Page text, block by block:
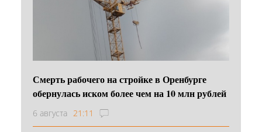
Смерть рабочего на стройке в Оренбурге
обернулась иском более чем на 10 млн рублей
6 августа 21:11